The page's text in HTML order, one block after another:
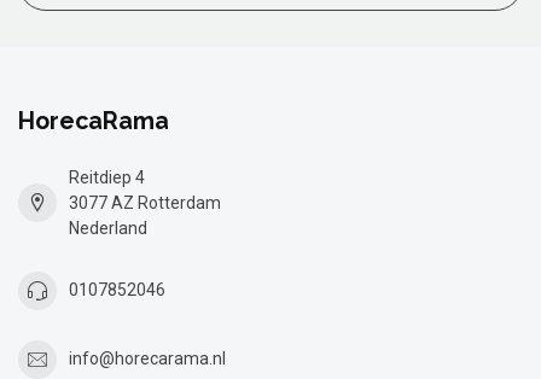
HorecaRama
Reitdiep 4
3077 AZ Rotterdam
Nederland
0107852046
info@horecarama.nl